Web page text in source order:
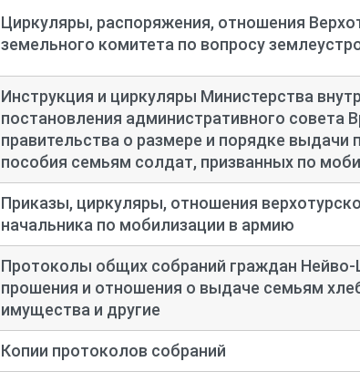
Циркуляры, распоряжения, отношения
земельного комитета по вопросу
Инструкция и циркуляры Министерства
постановления административного совета
правительства о размере и порядке выдачи
пособия семьям солдат, призванных по
Приказы, циркуляры, отношения
начальника по мобилизации в армию
Протоколы общих собраний граждан Нейво-
прошения и отношения о выдаче семьям
имущества и другие
Копии протоколов собраний